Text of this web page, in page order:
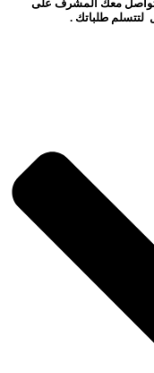
معك المشرف على
لتتسلم طلباتك .